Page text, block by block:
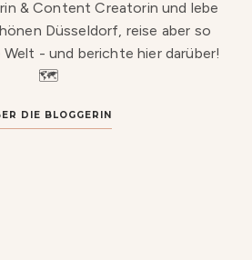
& Content Creatorin und lebe
Düsseldorf, reise aber so
- und berichte hier darüber!
🗺️
DIE BLOGGERIN